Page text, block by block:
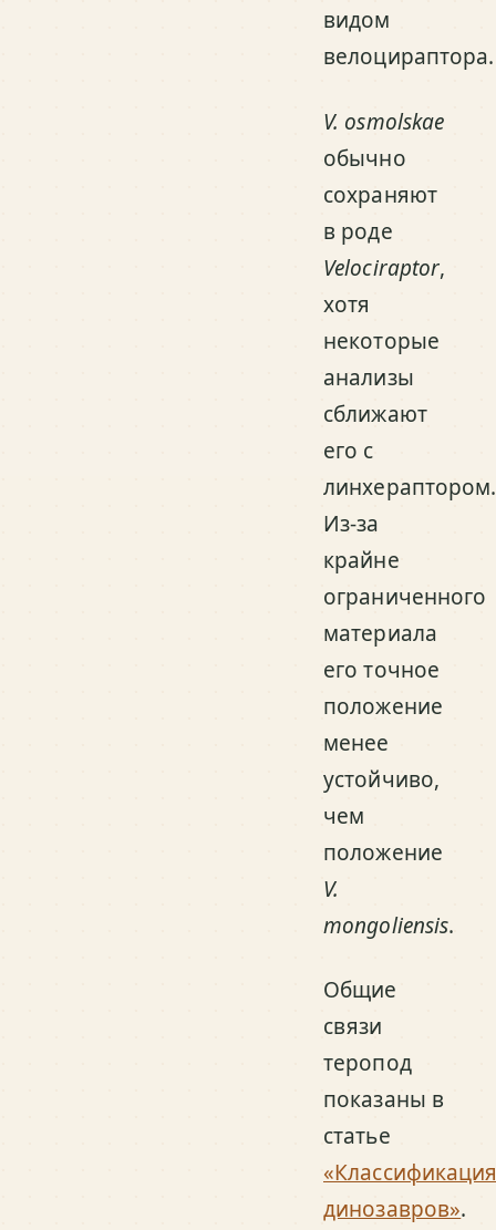
видом
велоцираптора.
V. osmolskae
обычно
сохраняют
в роде
Velociraptor,
хотя
некоторые
анализы
сближают
его с
линхераптором.
Из-за
крайне
ограниченного
материала
его точное
положение
менее
устойчиво,
чем
положение
V.
mongoliensis.
Общие
связи
теропод
показаны в
статье
динозавров».